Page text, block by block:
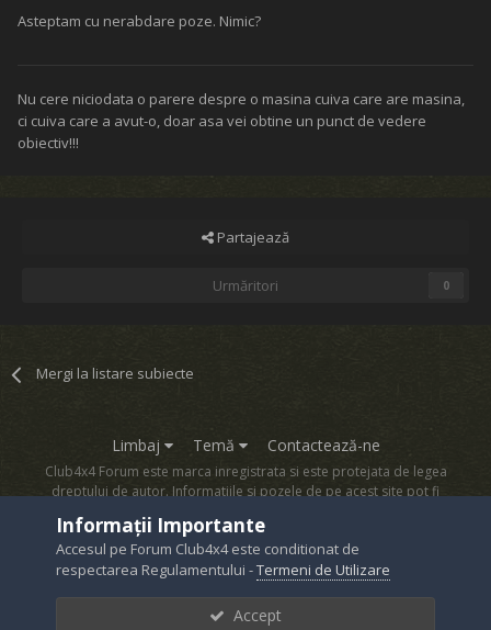
Asteptam cu nerabdare poze. Nimic?
Nu cere niciodata o parere despre o masina cuiva care are masina,
ci cuiva care a avut-o, doar asa vei obtine un punct de vedere
obiectiv!!!
Partajează
Urmăritori 0
Mergi la listare subiecte
Limbaj Temă Contactează-ne
Club4x4 Forum este marca inregistrata si este protejata de legea
dreptului de autor. Informatiile si pozele de pe acest site pot fi
Powered by Invision Community
Informații Importante
Accesul pe Forum Club4x4 este conditionat de
respectarea Regulamentului -Termeni de Utilizare
Accept